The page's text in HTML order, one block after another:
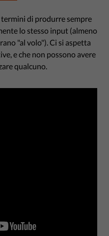
di produrre sempre
lo stesso input (almeno
"al volo"). Ci si aspetta
e che non possono avere
qualcuno.